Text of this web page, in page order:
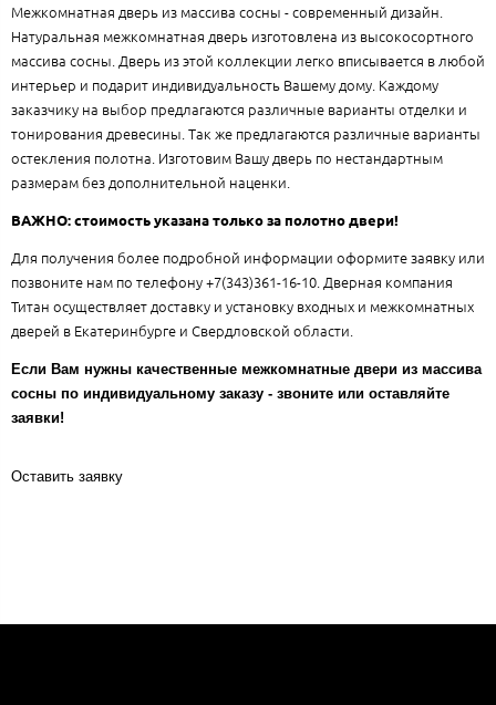
Межкомнатная дверь из массива сосны - современный дизайн.
Натуральная межкомнатная дверь изготовлена из высокосортного
массива сосны. Дверь из этой коллекции легко вписывается в любой
интерьер и подарит индивидуальность Вашему дому. Каждому
заказчику на выбор предлагаются различные варианты отделки и
тонирования древесины. Так же предлагаются различные варианты
остекления полотна. Изготовим Вашу дверь по нестандартным
размерам без дополнительной наценки.
ВАЖНО: стоимость указана только за полотно двери!
Для получения более подробной информации оформите заявку или
позвоните нам по телефону +7(343)361-16-10. Дверная компания
Титан осуществляет доставку и установку входных и межкомнатных
дверей в Екатеринбурге и Свердловской области.
Если Вам нужны качественные межкомнатные двери из массива
сосны по индивидуальному заказу - звоните или оставляйте
заявки!
Оставить заявку